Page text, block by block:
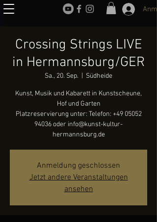
Crossing Strings LIVE
in Hermannsburg/GER
Sa., 20. Sep. Südheide
Kunst, Musik und Kabarett in Kunstscheune,
Hof und Garten
Platzreservierung unter: Telefon: +49 05052
94036 oder info@kunst-kultur-
hermannsburg.de
Anmeldung geschlossen
Jetzt andere Veranstaltungen
ansehen